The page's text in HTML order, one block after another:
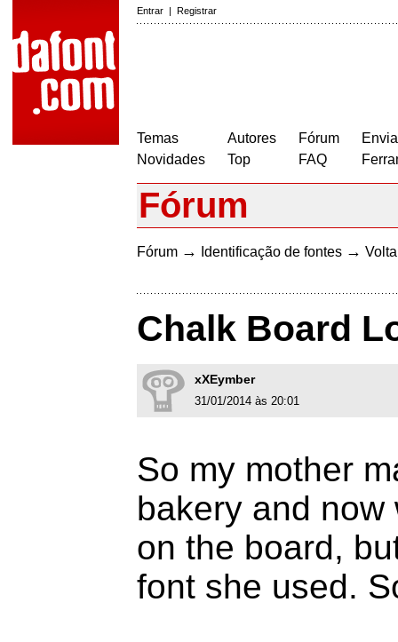
Entrar | Registrar
Temas
Novidades
Autores
Top
Fórum
FAQ
Fórum
Fórum → Identificação de fontes →
Chalk Board
xXEymber
31/01/2014 às 20:01
So my mother
bakery and
on the board,
font she used.